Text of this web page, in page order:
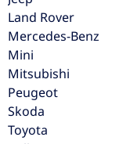
Mercedes-
AMG Line
50.347 km
Land Rover
Mercedes-Benz
Mini
Mitsubishi
Peugeot
Skoda
Toyota